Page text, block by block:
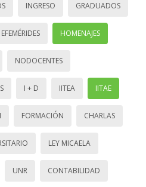
INGRESO GRADUADOS
EFEMÉRIDES HOMENAJES
NODOCENTES
I + D IITEA IITAE
FORMACIÓN CHARLAS
LEY MICAELA
UNR CONTABILIDAD